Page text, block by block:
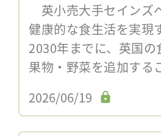
英小売大手セインズ
健康的な食生活を実現
2030年までに、英国
果物・野菜を追加する
2026/06/19